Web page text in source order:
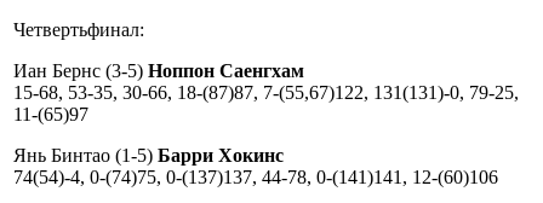
Четвертьфинал:
Иан Бернс (3-5) Ноппон Саенгхам
15-68, 53-35, 30-66, 18-(87)87, 7-(55,67)122, 131(131)-0, 79-25,
11-(65)97
Янь Бинтао (1-5) Барри Хокинс
74(54)-4, 0-(74)75, 0-(137)137, 44-78, 0-(141)141, 12-(60)106